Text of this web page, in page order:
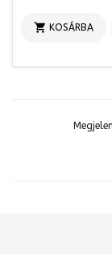
 KOSÁRBA